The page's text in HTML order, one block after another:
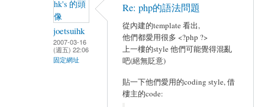
joetsuihk
2007-03-16
(週五) 22:06
固定網址
Re: php的語法問題
從內建的template 看出,
他們都愛用很多 <?php ?>
上一樓的style 他們可能覺得混亂
吧(絕無貶意)
貼一下他們愛用的coding style, 借
樓主的code: